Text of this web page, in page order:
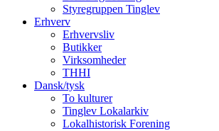
Styregruppen Tinglev
Erhverv
Erhvervsliv
Butikker
Virksomheder
THHI
Dansk/tysk
To kulturer
Tinglev Lokalarkiv
Lokalhistorisk Forening